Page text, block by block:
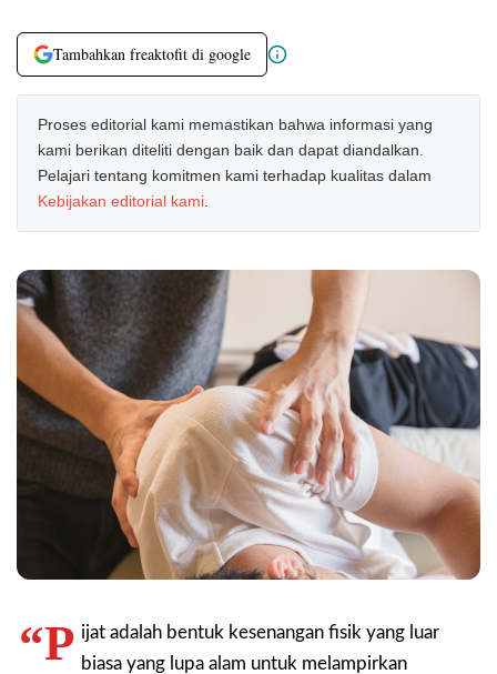
Tambahkan freaktofit di google
Proses editorial kami memastikan bahwa informasi yang
kami berikan diteliti dengan baik dan dapat diandalkan.
Pelajari tentang komitmen kami terhadap kualitas dalam
Kebijakan editorial kami
“P ijat adalah bentuk kesenangan fisik yang luar
biasa yang lupa alam untuk melampirkan